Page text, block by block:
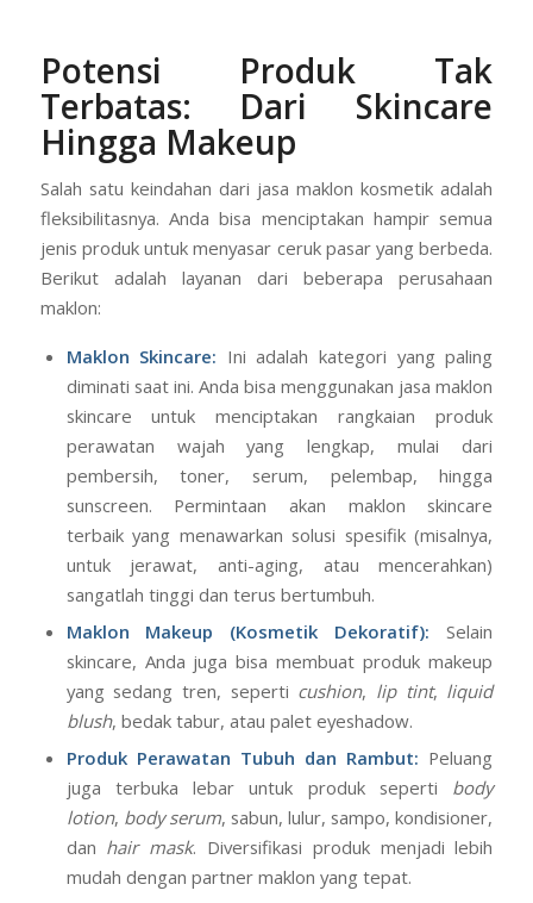
Potensi Produk Tak
Terbatas: Dari Skincare
Hingga Makeup
Salah satu keindahan dari jasa maklon kosmetik adalah
fleksibilitasnya. Anda bisa menciptakan hampir semua
jenis produk untuk menyasar ceruk pasar yang berbeda.
Berikut adalah layanan dari beberapa perusahaan
maklon:
Maklon Skincare: Ini adalah kategori yang paling
diminati saat ini. Anda bisa menggunakan jasa maklon
skincare untuk menciptakan rangkaian produk
perawatan wajah yang lengkap, mulai dari
pembersih, toner, serum, pelembap, hingga
sunscreen. Permintaan akan maklon skincare
terbaik yang menawarkan solusi spesifik (misalnya,
untuk jerawat, anti-aging, atau mencerahkan)
sangatlah tinggi dan terus bertumbuh.
Maklon Makeup (Kosmetik Dekoratif): Selain
skincare, Anda juga bisa membuat produk makeup
yang sedang tren, seperti cushion, lip tint, liquid
blush, bedak tabur, atau palet eyeshadow.
Produk Perawatan Tubuh dan Rambut: Peluang
juga terbuka lebar untuk produk seperti body
lotion, body serum, sabun, lulur, sampo, kondisioner,
dan hair mask. Diversifikasi produk menjadi lebih
mudah dengan partner maklon yang tepat.